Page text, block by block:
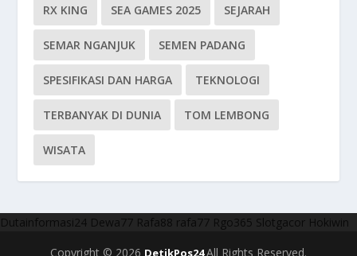
RX KING SEA GAMES 2025 SEJARAH
SEMAR NGANJUK SEMEN PADANG
SPESIFIKASI DAN HARGA TEKNOLOGI
TERBANYAK DI DUNIA TOM LEMBONG
WISATA
Dutainformasi24 Dewa77 Rafa88 rafa77 Rgo365 Slotgacor Hokiwin
Copyright © 2026 DetikPos24All Rights Reserved.